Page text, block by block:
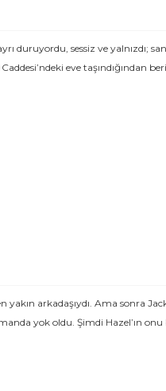
duruyordu, sessiz ve yalnızdı;
eve taşındığından
arkadaşıydı. Ama sonra
yok oldu. Şimdi Hazel’ın